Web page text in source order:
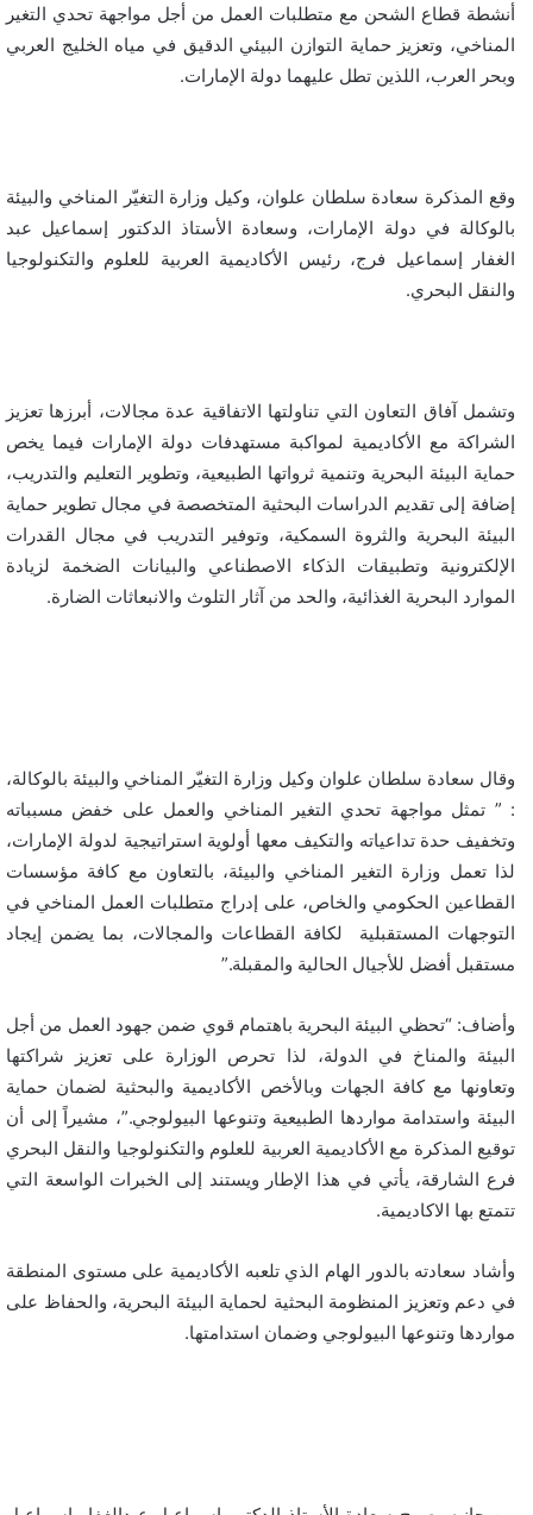
أنشطة قطاع الشحن مع متطلبات العمل من أجل مواجهة تحدي التغير
المناخي، وتعزيز حماية التوازن البيئي الدقيق في مياه الخليج العربي
وبحر العرب، اللذين تطل عليهما دولة الإمارات.
وقع المذكرة سعادة سلطان علوان، وكيل وزارة التغيّر المناخي والبيئة
بالوكالة في دولة الإمارات، وسعادة الأستاذ الدكتور إسماعيل عبد
الغفار إسماعيل فرج، رئيس الأكاديمية العربية للعلوم والتكنولوجيا
والنقل البحري.
وتشمل آفاق التعاون التي تناولتها الاتفاقية عدة مجالات، أبرزها تعزيز
الشراكة مع الأكاديمية لمواكبة مستهدفات دولة الإمارات فيما يخص
حماية البيئة البحرية وتنمية ثرواتها الطبيعية، وتطوير التعليم والتدريب،
إضافة إلى تقديم الدراسات البحثية المتخصصة في مجال تطوير حماية
البيئة البحرية والثروة السمكية، وتوفير التدريب في مجال القدرات
الإلكترونية وتطبيقات الذكاء الاصطناعي والبيانات الضخمة لزيادة
الموارد البحرية الغذائية، والحد من آثار التلوث والانبعاثات الضارة.
وقال سعادة سلطان علوان وكيل وزارة التغيّر المناخي والبيئة بالوكالة،
: ” تمثل مواجهة تحدي التغير المناخي والعمل على خفض مسبباته
وتخفيف حدة تداعياته والتكيف معها أولوية استراتيجية لدولة الإمارات،
لذا تعمل وزارة التغير المناخي والبيئة، بالتعاون مع كافة مؤسسات
القطاعين الحكومي والخاص، على إدراج متطلبات العمل المناخي في
التوجهات المستقبلية لكافة القطاعات والمجالات، بما يضمن إيجاد
مستقبل أفضل للأجيال الحالية والمقبلة.”
وأضاف: “تحظي البيئة البحرية باهتمام قوي ضمن جهود العمل من أجل
البيئة والمناخ في الدولة، لذا تحرص الوزارة على تعزيز شراكتها
وتعاونها مع كافة الجهات وبالأخص الأكاديمية والبحثية لضمان حماية
البيئة واستدامة مواردها الطبيعية وتنوعها البيولوجي.”، مشيراً إلى أن
توقيع المذكرة مع الأكاديمية العربية للعلوم والتكنولوجيا والنقل البحري
فرع الشارقة، يأتي في هذا الإطار ويستند إلى الخبرات الواسعة التي
تتمتع بها الاكاديمية.
وأشاد سعادته بالدور الهام الذي تلعبه الأكاديمية على مستوى المنطقة
في دعم وتعزيز المنظومة البحثية لحماية البيئة البحرية، والحفاظ على
مواردها وتنوعها البيولوجي وضمان استدامتها.